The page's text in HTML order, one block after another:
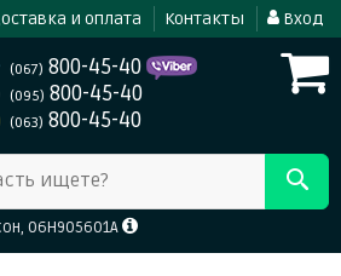
и оплата Контакты Вход
(067) 800-45-40
(095) 800-45-40
(063) 800-45-40
ищете?
06H905601A